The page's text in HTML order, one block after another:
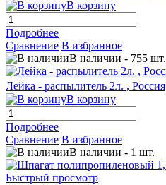
В корзину
Подробнее
Сравнение В избранное
В наличии - 755 шт.
Лейка - распылитель 2л. , Россия
В корзину
Подробнее
Сравнение В избранное
В наличии - 1 шт.
Быстрый просмотр